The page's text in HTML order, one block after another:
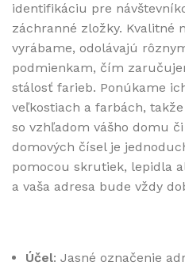
identifikáciu pre
záchranné zložky. Kvalitné
vyrábame, odolávajú
podmienkam, čím
stálosť farieb. Ponúkame
veľkostiach a farbách,
so vzhľadom vášho domu
domových čísel je
pomocou skrutiek, lepidla
a vaša adresa bude vždy
Účel: Jasné označenie